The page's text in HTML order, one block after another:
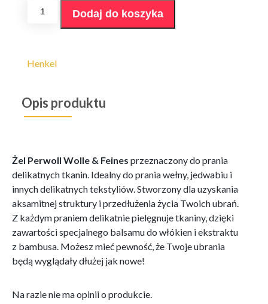
Feines
Dodaj do koszyka
Henkel
Opis produktu
Żel Perwoll Wolle & Feines przeznaczony do prania
delikatnych tkanin. Idealny do prania wełny, jedwabiu i
innych delikatnych tekstyliów. Stworzony dla uzyskania
aksamitnej struktury i przedłużenia życia Twoich ubrań.
Z każdym praniem delikatnie pielęgnuje tkaniny, dzięki
zawartości specjalnego balsamu do włókien i ekstraktu
z bambusa. Możesz mieć pewność, że Twoje ubrania
będą wyglądały dłużej jak nowe!
Na razie nie ma opinii o produkcie.